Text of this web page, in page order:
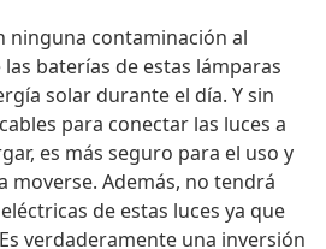
ninguna contaminación al
baterías de estas lámparas
solar durante el día. Y sin
para conectar las luces a
es más seguro para el uso y
moverse. Además, no tendrá
de estas luces ya que
verdaderamente una inversión